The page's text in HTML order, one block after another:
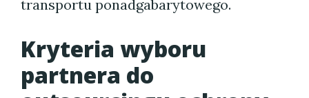
transportu ponadgabarytowego.
Kryteria wyboru
partnera do